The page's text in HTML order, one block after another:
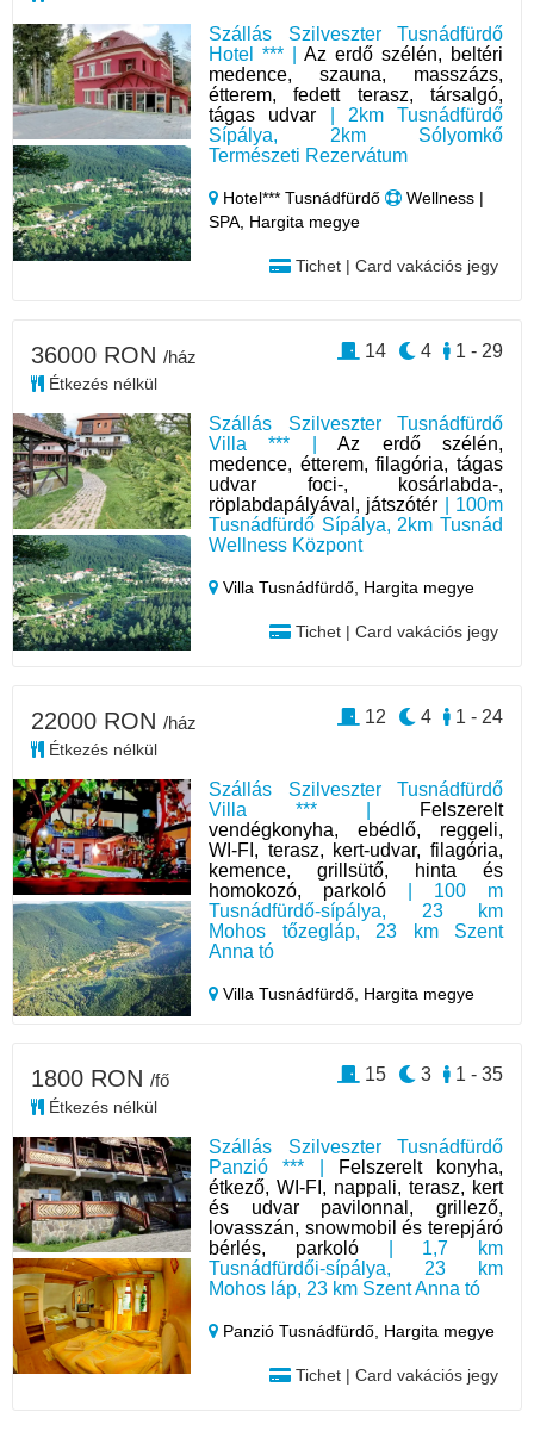
Szállás Szilveszter Tusnádfürdő
Hotel *** |Az erdő szélén, beltéri
medence, szauna, masszázs,
étterem, fedett terasz, társalgó,
tágas udvar | 2km Tusnádfürdő
Sípálya, 2km Sólyomkő
Természeti Rezervátum
Hotel*** Tusnádfürdő
Wellness |
SPA, Hargita megye
Tichet | Card vakációs jegy
Szállás Szilveszter Tusnádfürdő
Villa *** |Az erdő szélén,
medence, étterem, filagória, tágas
udvar foci-, kosárlabda-,
röplabdapályával, játszótér | 100m
Tusnádfürdő Sípálya, 2km Tusnád
Wellness Központ
Villa Tusnádfürdő, Hargita megye
Tichet | Card vakációs jegy
36000 RON /ház
Étkezés nélkül
1 - 29
4
14
Szállás Szilveszter Tusnádfürdő
Villa *** |
Felszerelt
vendégkonyha, ebédlő, reggeli,
WI-FI, terasz, kert-udvar, filagória,
kemence, grillsütő, hinta és
homokozó, parkoló | 100 m
Tusnádfürdő-sípálya, 23 km
Mohos tőzegláp, 23 km Szent
Anna tó
Villa Tusnádfürdő, Hargita megye
22000 RON /ház
Étkezés nélkül
1 - 24
4
12
Szállás Szilveszter Tusnádfürdő
Panzió *** |
Felszerelt konyha,
étkező, WI-FI, nappali, terasz, kert
és udvar pavilonnal, grillező,
lovasszán, snowmobil és terepjáró
bérlés, parkoló| 1,7 km
Tusnádfürdői-sípálya, 23 km
Mohos láp, 23 km Szent Anna tó
Panzió Tusnádfürdő, Hargita megye
Tichet | Card vakációs jegy
1800 RON /fő
Étkezés nélkül
1 - 35
3
15